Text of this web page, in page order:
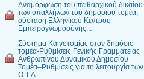
Αναμόρφωση του πειθαρχικού δικαίου
των υπαλλήλων του δημόσιου τομέα,
σύσταση Ελληνικού Κέντρου
Εμπειρογνωμοσύνης...
Σύστημα Καινοτομίας στον δημόσιο
τομέα-Ρυθμίσεις Γενικής Γραμματείας
Ανθρωπίνου Δυναμικού Δημοσίου
Τομέα–Ρυθμίσεις για τη λειτουργία των
Ο.Τ.Α.